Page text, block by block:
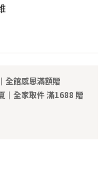
全館感恩滿額贈
｜全家取件 滿1688 贈